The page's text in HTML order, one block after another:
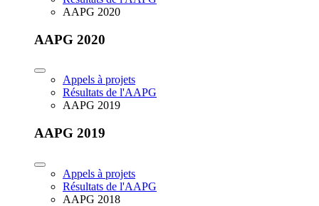
AAPG 2020
AAPG 2020
Appels à projets
Résultats de l'AAPG
AAPG 2019
AAPG 2019
Appels à projets
Résultats de l'AAPG
AAPG 2018